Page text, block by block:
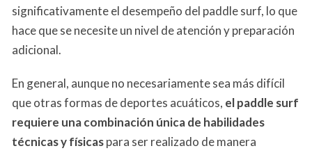
significativamente el desempeño del paddle surf, lo que
hace que se necesite un nivel de atención y preparación
adicional.
En general, aunque no necesariamente sea más difícil
que otras formas de deportes acuáticos, el paddle surf
requiere una combinación única de habilidades
técnicas y físicaspara ser realizado de manera